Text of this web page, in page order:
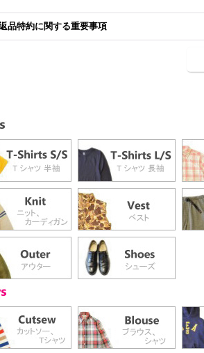
品特約に関する重要事項